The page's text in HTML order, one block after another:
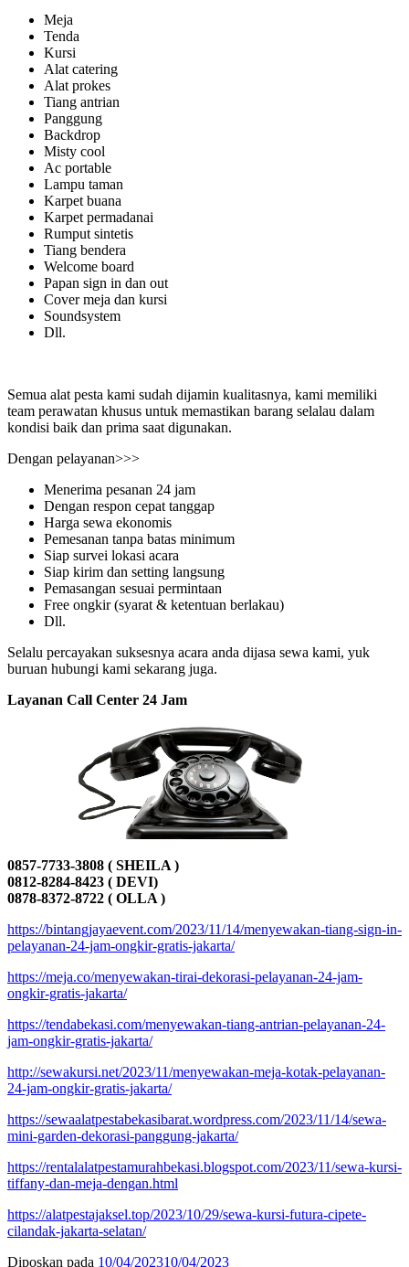
Meja
Tenda
Kursi
Alat catering
Alat prokes
Tiang antrian
Panggung
Backdrop
Misty cool
Ac portable
Lampu taman
Karpet buana
Karpet permadanai
Rumput sintetis
Tiang bendera
Welcome board
Papan sign in dan out
Cover meja dan kursi
Soundsystem
Dll.
Semua alat pesta kami sudah dijamin kualitasnya, kami memiliki
team perawatan khusus untuk memastikan barang selalau dalam
kondisi baik dan prima saat digunakan.
Dengan pelayanan>>>
Menerima pesanan 24 jam
Dengan respon cepat tanggap
Harga sewa ekonomis
Pemesanan tanpa batas minimum
Siap survei lokasi acara
Siap kirim dan setting langsung
Pemasangan sesuai permintaan
Free ongkir (syarat & ketentuan berlakau)
Dll.
Selalu percayakan suksesnya acara anda dijasa sewa kami, yuk
buruan hubungi kami sekarang juga.
Layanan Call Center 24 Jam
0857-7733-3808 ( SHEILA )
0812-8284-8423 ( DEVI)
0878-8372-8722 ( OLLA )
https://bintangjayaevent.com/2023/11/14/menyewakan-tiang-sign-in-
pelayanan-24-jam-ongkir-gratis-jakarta/
https://meja.co/menyewakan-tirai-dekorasi-pelayanan-24-jam-
ongkir-gratis-jakarta/
https://tendabekasi.com/menyewakan-tiang-antrian-pelayanan-24-
jam-ongkir-gratis-jakarta/
http://sewakursi.net/2023/11/menyewakan-meja-kotak-pelayanan-
24-jam-ongkir-gratis-jakarta/
https://sewaalatpestabekasibarat.wordpress.com/2023/11/14/sewa-
mini-garden-dekorasi-panggung-jakarta/
https://rentalalatpestamurahbekasi.blogspot.com/2023/11/sewa-kursi-
tiffany-dan-meja-dengan.html
https://alatpestajaksel.top/2023/10/29/sewa-kursi-futura-cipete-
cilandak-jakarta-selatan/
Diposkan pada 10/04/202310/04/2023